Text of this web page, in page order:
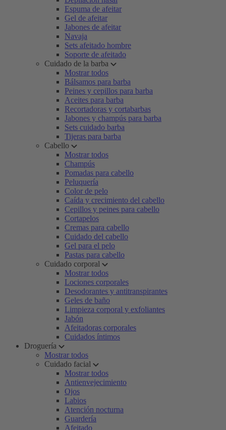
Espuma de afeitar
Gel de afeitar
Jabones de afeitar
Navaja
Sets afeitado hombre
Soporte de afeitado
Cuidado de la barba
Mostrar todos
Bálsamos para barba
Peines y cepillos para barba
Aceites para barba
Recortadoras y cortabarbas
Jabones y champús para barba
Sets cuidado barba
Tijeras para barba
Cabello
Mostrar todos
Champús
Pomadas para cabello
Peluquería
Color de pelo
Caída y crecimiento del cabello
Cepillos y peines para cabello
Cortapelos
Cremas para cabello
Cuidado del cabello
Gel para el pelo
Pastas para cabello
Cuidado corporal
Mostrar todos
Lociones corporales
Desodorantes y antitranspirantes
Geles de baño
Limpieza corporal y exfoliantes
Jabón
Afeitadoras corporales
Cuidados íntimos
Droguería
Mostrar todos
Cuidado facial
Mostrar todos
Antienvejecimiento
Ojos
Labios
Atención nocturna
Guardería
Afeitado